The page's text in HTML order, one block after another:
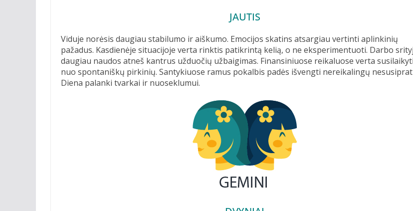
JAUTIS
Viduje norėsis daugiau stabilumo ir aiškumo. Emocijos skatins atsargiau vertinti aplinkinių
pažadus. Kasdienėje situacijoje verta rinktis patikrintą kelią, o ne eksperimentuoti. Darbo
daugiau naudos atneš kantrus užduočių užbaigimas. Finansiniuose reikaluose verta susilaikyti
nuo spontaniškų pirkinių. Santykiuose ramus pokalbis padės išvengti nereikalingų
Diena palanki tvarkai ir nuoseklumui.